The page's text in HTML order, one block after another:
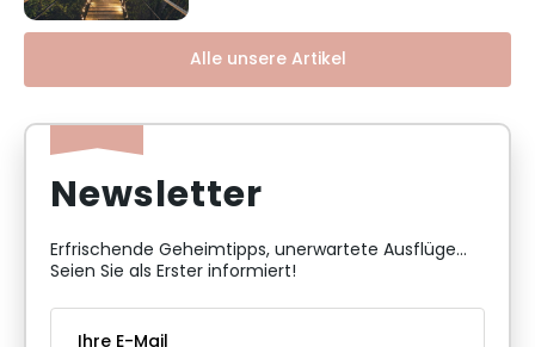
Alle unsere Artikel
Newsletter
Erfrischende Geheimtipps, unerwartete Ausflüge...
Seien Sie als Erster informiert!